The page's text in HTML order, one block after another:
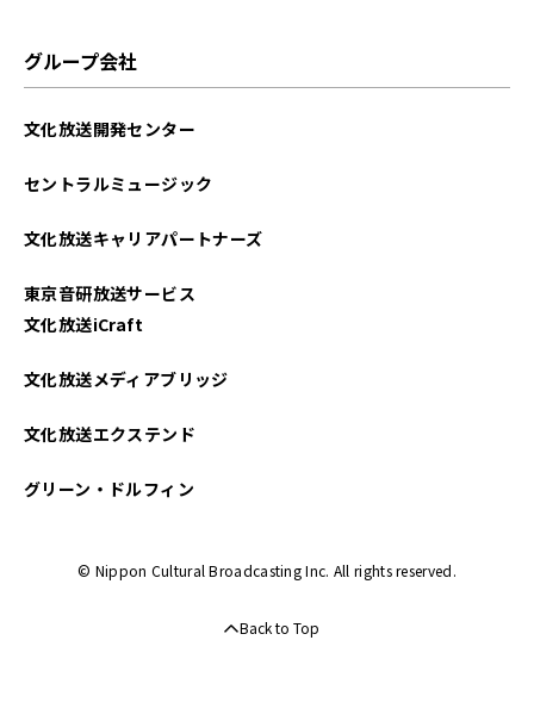
2022年02月
グループ会社
文化放送開発センター
セントラルミュージック
文化放送キャリアパートナーズ
東京音研放送サービス
文化放送iCraft
文化放送メディアブリッジ
文化放送エクステンド
グリーン・ドルフィン
© Nippon Cultural Broadcasting Inc. All rights reserved.
Back to Top